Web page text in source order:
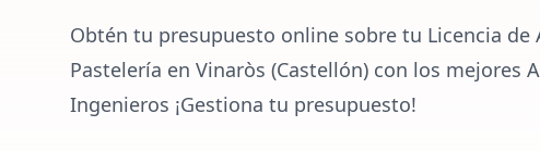
Obtén tu presupuesto online sobre tu Licencia de
Pastelería en Vinaròs (Castellón) con los mejores
Ingenieros ¡Gestiona tu presupuesto!